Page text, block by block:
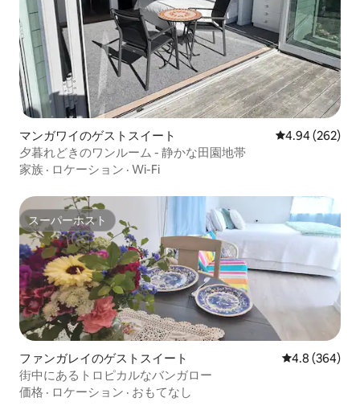
マンガワイのゲストスイート レビュー262
4.94 (262)
夕暮れどきのワンルーム - 静かな田園地帯
家族 · ロケーション · Wi-Fi
スーパーホスト
スーパーホスト
ファンガレイのゲストスイート レビュー364
4.8 (364)
街中にあるトロピカルなバンガロー
価格 · ロケーション · おもてなし